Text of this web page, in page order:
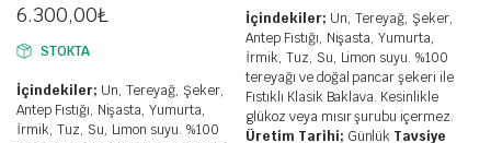
6.300,00₺
STOKTA
İçindekiler; Un, Tereyağ, Şeker,
Antep Fıstığı, Nişasta, Yumurta,
İrmik, Tuz, Su, Limon suyu. %100
İçindekiler; Un, Tereyağ, Şeker,
Antep Fıstığı, Nişasta, Yumurta,
İrmik, Tuz, Su, Limon suyu. %100
tereyağı ve doğal pancar şekeri ile
Fıstıklı Klasik Baklava. Kesinlikle
glükoz veya mısır şurubu içermez.
Üretim Tarihi; Günlük Tavsiye